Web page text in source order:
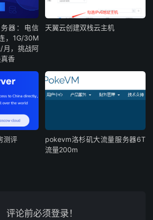
器：电信
，1G/30M
月，挑战阿
香
天翼云创建双栈云主机
测评
pokevm洛杉矶大流量服务器6T
流量200m
评论前必须登录！